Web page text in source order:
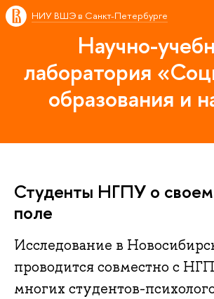
НИУ ВШЭ в Санкт-Петербурге
Научно-
лаборатория
образования и
Студенты НГПУ о
поле
Исследование в
проводится совместно с
многих студентов-